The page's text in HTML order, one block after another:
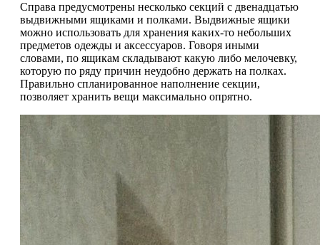
Справа предусмотрены несколько секций с двенадцатью
выдвижными ящиками и полками. Выдвижные ящики
можно использовать для хранения каких-то небольших
предметов одежды и аксессуаров. Говоря иными
словами, по ящикам складывают какую либо мелочевку,
которую по ряду причин неудобно держать на полках.
Правильно спланированное наполнение секции,
позволяет хранить вещи максимально опрятно.